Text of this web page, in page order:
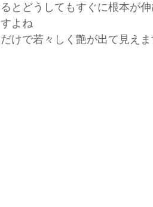
とどうしてもすぐに根本が
よね
けで若々しく艶が出て見え